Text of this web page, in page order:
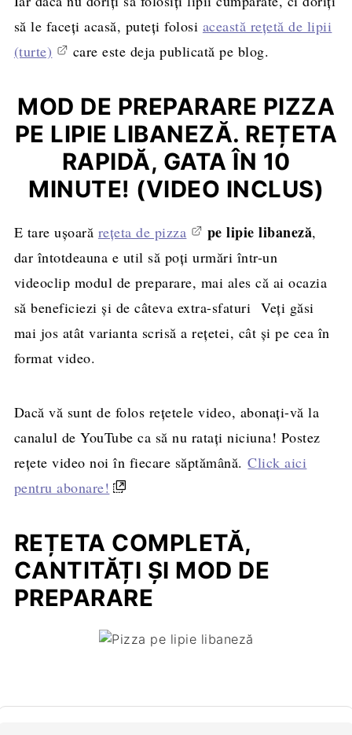
să le faceți acasă, puteți folosi această rețetă de lipii
(turte)
care este deja publicată pe blog.
MOD DE PREPARARE PIZZA
PE LIPIE LIBANEZĂ. REȚETA
RAPIDĂ, GATA ÎN 10
MINUTE! (VIDEO INCLUS)
E tare ușoară rețeta de pizza pe lipie libaneză,
dar întotdeauna e util să poți urmări într-un
videoclip modul de preparare, mai ales că ai ocazia
să beneficiezi și de câteva extra-sfaturi Veți găsi
mai jos atât varianta scrisă a rețetei, cât și pe cea în
format video.
Dacă vă sunt de folos rețetele video, abonați-vă la
canalul de YouTube ca să nu ratați niciuna! Postez
rețete video noi în fiecare săptămână.Click aici
pentru abonare!
REȚETA COMPLETĂ,
CANTITĂȚI ȘI MOD DE
PREPARARE